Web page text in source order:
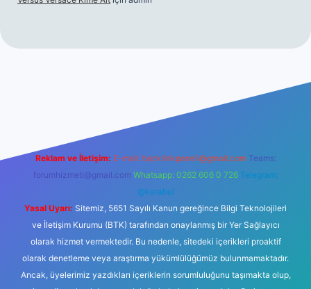
Reklam ve İletişim: E-mail: backlinkpaneli@gmail.com Teams:
forumhizmeti@gmail.com Whatsapp: 0262 606 0 726 Telegram:
@karabul
Yasal Uyarı: Sitemiz, 5651 Sayılı Kanun gereğince Bilgi Teknolojileri
ve İletişim Kurumu (BTK) tarafından onaylanmış bir Yer Sağlayıcı
olarak hizmet vermektedir. Bu nedenle, sitedeki içerikleri proaktif
olarak denetleme veya araştırma yükümlülüğümüz bulunmamaktadır.
Ancak, üyelerimiz yazdıkları içeriklerin sorumluluğunu taşımakta olup,